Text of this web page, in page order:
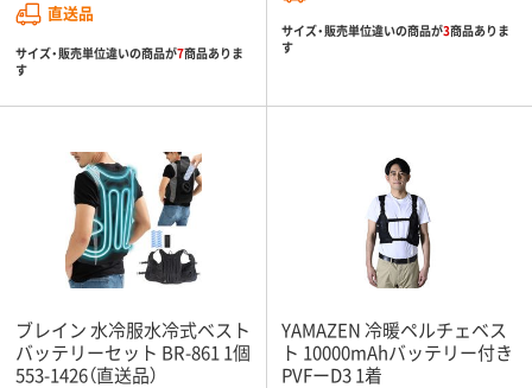
直送品
サイズ・販売単位違いの商品が7商品ありま
す
サイズ・販売単位違いの商品が3商品ありま
す
ブレイン 水冷服水冷式ベスト
バッテリーセット BR-861 1個
553-1426（直送品）
YAMAZEN 冷暖ペルチェベス
ト 10000mAhバッテリー付き
PVFーD3 1着